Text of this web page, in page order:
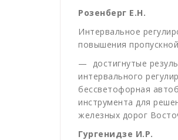
Розенберг Е.Н.
Интервальное
повышения
— достигнутые
интервального
бессветофорная
инструмента для
железных дорог
Гургенидзе